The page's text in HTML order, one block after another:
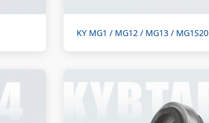
KY MG1 / MG12 / MG13 / MG1S20